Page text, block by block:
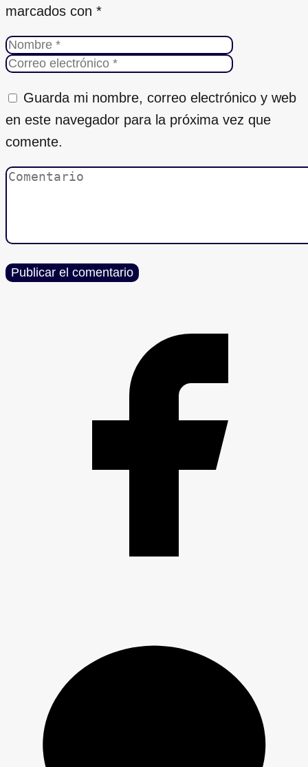
marcados con *
Guarda mi nombre, correo electrónico y web
en este navegador para la próxima vez que
comente.